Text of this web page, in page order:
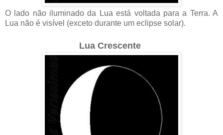
O lado não iluminado da Lua está voltada para a Terra. A
Lua não é visível (exceto durante um eclipse solar).
Lua Crescente